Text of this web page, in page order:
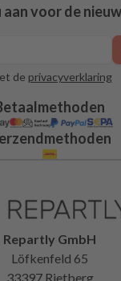
aan voor de
de privacyverklaring
Repartly GmbH
Löfkenfeld 65
33397 Rietberg